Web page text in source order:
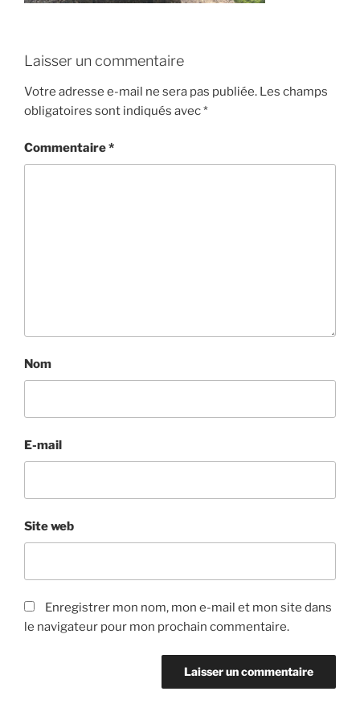
Laisser un commentaire
Votre adresse e-mail ne sera pas publiée. Les champs
obligatoires sont indiqués avec*
Commentaire*
Nom
E-mail
Site web
Enregistrer mon nom, mon e-mail et mon site dans
le navigateur pour mon prochain commentaire.